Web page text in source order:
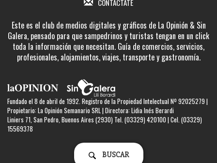
CONTACTATE
Este es el club de medios digitales y gráficos de La Opinión & Sin
Galera, pensado para que sampedrinos y turistas tengan en un click
toda la información que necesitan. Guía de comercios, servicios,
profesionales, alojamientos, viajes, transporte y gastronomía.
Fundado el 8 de abril de 1992. Registro de la Propiedad Intelectual Nº 92025279 |
Propietario: La Opinión Semanario SRL | Directora: Lidia Inés Berardi
Liniers 71, San Pedro, Buenos Aires (2930) Tel. (03329) 420100 | Cel. (03329)
15569378
BUSCAR